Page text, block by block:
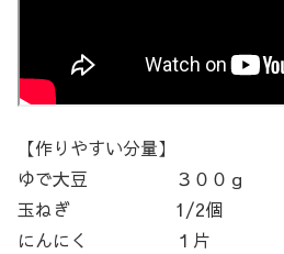
【作りやすい分量】
ゆで大豆 ３００ｇ
玉ねぎ 1/2個
にんにく １片